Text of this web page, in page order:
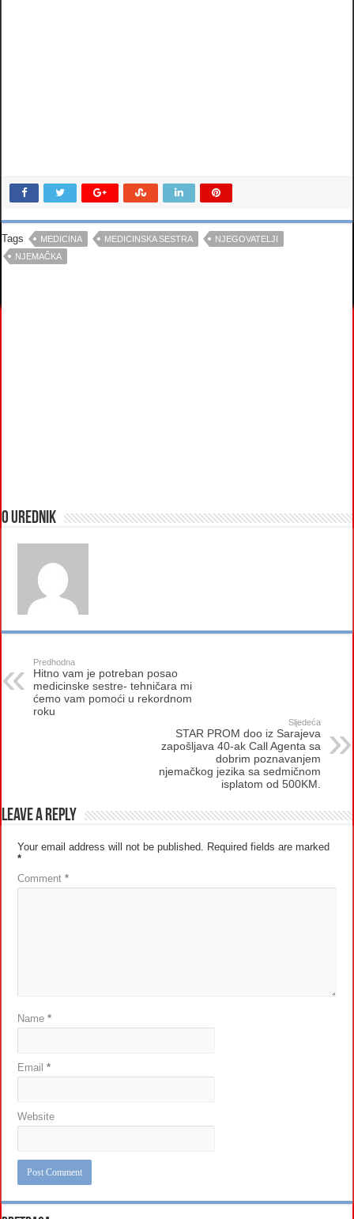
Tags MEDICINA MEDICINSKA SESTRA
NJEGOVATELJI
NJEMAČKA
O urednik
Predhodna
Hitno vam je potreban posao
medicinske sestre- tehničara mi
ćemo vam pomoći u rekordnom
roku
Sljedeća
STAR PROM doo iz Sarajeva
zapošljava 40-ak Call Agenta sa
dobrim poznavanjem
njemačkog jezika sa sedmičnom
isplatom od 500KM.
Leave a Reply
Your email address will not be published.
Required fields are marked
*
Comment*
Name*
Email*
Website